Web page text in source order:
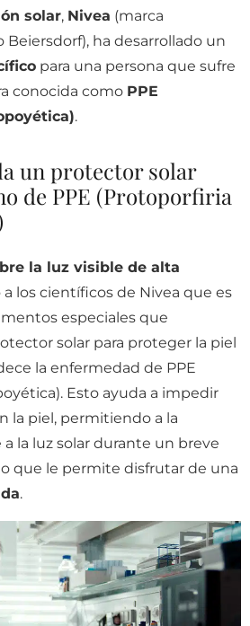
solar, Nivea (marca
ha desarrollado un
para una persona que sufre
conocida como PPE
.
un protector solar
de PPE (Protoporfiria
la luz visible de alta
a los científicos de Nivea que es
especiales que
solar para proteger la piel
la enfermedad de PPE
Esto ayuda a impedir
la piel, permitiendo a la
la luz solar durante un breve
que le permite disfrutar de una
.